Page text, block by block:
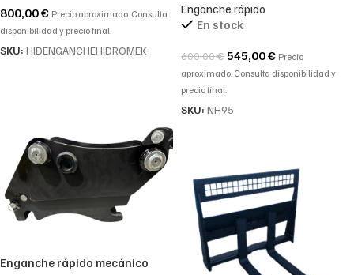
800,00€ Precio aproximado. Consulta
disponibilidad y precio final.
SKU: HIDENGANCHEHIDROMEK
Enganche rápido
En stock
600,00€545,00€ Precio
aproximado. Consulta disponibilidad y
precio final.
SKU: NH95
Enganche rápido mecánico